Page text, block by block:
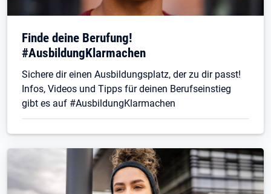
Finde deine Berufung!
#AusbildungKlarmachen
Sichere dir einen Ausbildungsplatz, der zu dir passt!
Infos, Videos und Tipps für deinen Berufseinstieg
gibt es auf #AusbildungKlarmachen